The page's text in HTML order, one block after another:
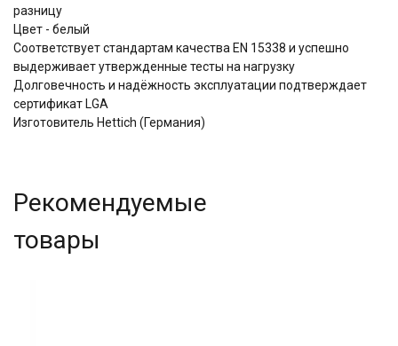
разницу
Цвет - белый
Соответствует стандартам качества EN 15338 и успешно
выдерживает утвержденные тесты на нагрузку
Долговечность и надёжность эксплуатации подтверждает
сертификат LGA
Изготовитель Hettich (Германия)
Рекомендуемые
товары